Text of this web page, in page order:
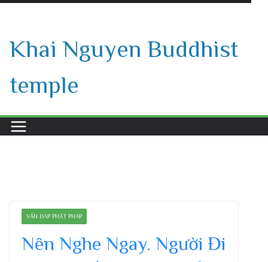
content
Khai Nguyen Buddhist
temple
VẤN ĐÁP PHẬT PHÁP
Nên Nghe Ngay. Người Đi